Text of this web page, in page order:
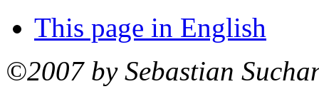
This page in English
©2007 by Sebastian